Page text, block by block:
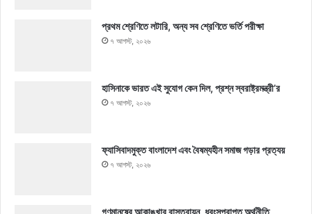
প্রথম শ্রেণিতে লটারি, অন্য সব শ্রেণিতে ভর্তি পরীক্ষা
৭ আগস্ট, ২০২৬
হাসিনাকে ভারত এই সুযোগ কেন দিল, প্রশ্ন স্বরাষ্ট্রমন্ত্রী’র
৭ আগস্ট, ২০২৬
ফ্যাসিবাদমুক্ত বাংলাদেশ এবং বৈষম্যহীন সমাজ গড়ার প্রত্যয়
৭ আগস্ট, ২০২৬